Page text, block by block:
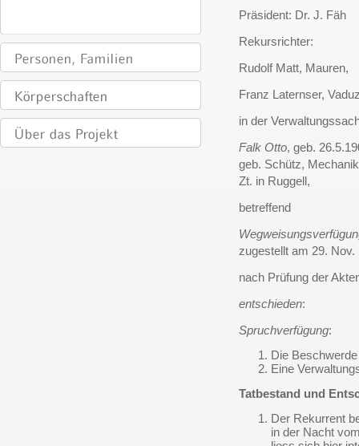
Präsident: Dr. J. Fäh
Rekursrichter:
Rudolf Matt, Mauren,
Franz Laternser,
in der
Falk Otto, geb.
geb. Schütz,
Zt. in Ruggell,
betreffend
zugestellt am 29. Nov.
nach Prüfung der
entschieden:
Spruchverfügung:
Die
Eine
Tatbestand und
Der Rekurrent
in der Nacht